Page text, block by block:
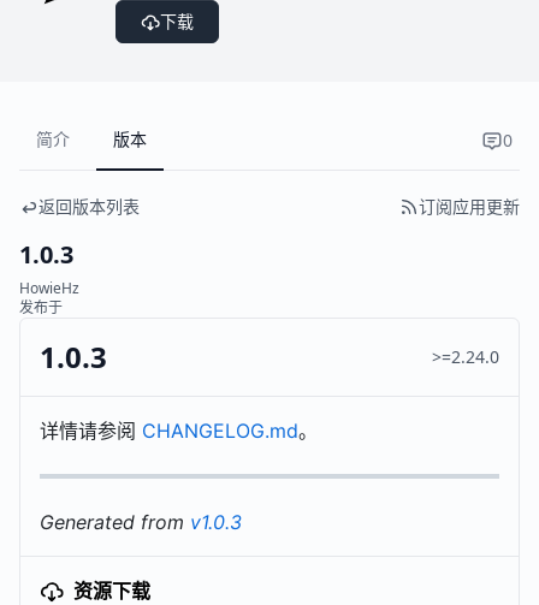
下载
简介 版本 0
返回版本列表 订阅应用更新
1.0.3
HowieHz
发布于
1.0.3 >=2.24.0
详情请参阅 CHANGELOG.md。
Generated from v1.0.3
资源下载